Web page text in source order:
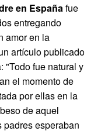
en España fue
entregando
amor en la
artículo publicado
"Todo fue natural y
el momento de
por ellas en la
de aquel
padres esperaban